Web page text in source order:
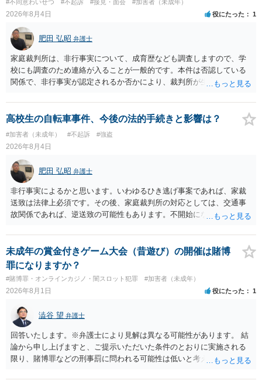
#不同意わいせつ #不起訴 #接見・面会 #加害者（未成年）
2026年8月4日 役にたった 1
肥田 弘昭 弁護士
家庭裁判所は、非行事実について、成育歴なども調査しますので、学
校にも調査のため連絡が入ることが一般的です。本件は否認している
関係で、非行事実が認定されるか否かにより、裁判所が生育歴なども
ば無罪であり、非行がないのですから、その先の調査はないかと思い
ます。ご参考にしてください。
高校生の自転車事件、今後の法的手続きと影響は？
#加害者（未成年） #不起訴 #強盗
2026年8月4日
肥田 弘昭 弁護士
非行事実によるかと思います。いわゆるひき逃げ事案であれば、家裁
送致は法律上必須です。その後、家庭裁判所の対応としては、交通事
故関係であれば、逆送致の可能性もあります。不開始になるかどうか
未成年の賞金付きゲーム大会（昔遊び）の開催は賭博
罪になりますか？
#賭博罪・オンラインカジノ・闇スロット犯罪 #加害者（未成年）
2026年8月1日 役にたった 1
澁谷 望 弁護士
回答いたします。※弁護士により見解は異なる可能性があります。 結
論から申し上げますと、ご提示いただいた条件のとおりに実施される
限り、賭博罪などの刑事罰に問われる可能性は低いと考えられます
答】 賭博罪は、参加者が互いに財物を賭けてその得喪を争う場合に成